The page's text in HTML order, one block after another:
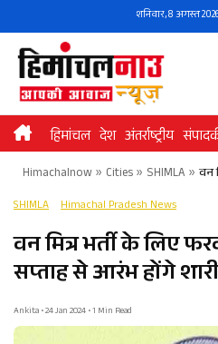
to
content
शनिवार, 8 अगस्त
हिमांचल देश अंतर्राष्ट्रीय
Himachalnow» Cities» SHIMLA » वन
SHIMLA Himachal Pradesh News
वन मित्र भर्ती के लिए
सप्ताह से आरंभ होंगे
Ankita • 24 Jan 2024 • 1 Min Read